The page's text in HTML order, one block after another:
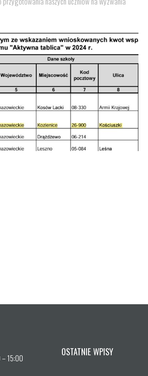
– 15:00
OSTATNIE WPISY